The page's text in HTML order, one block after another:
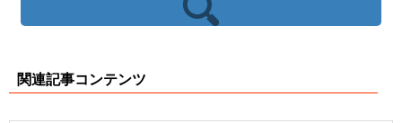
関連記事コンテンツ